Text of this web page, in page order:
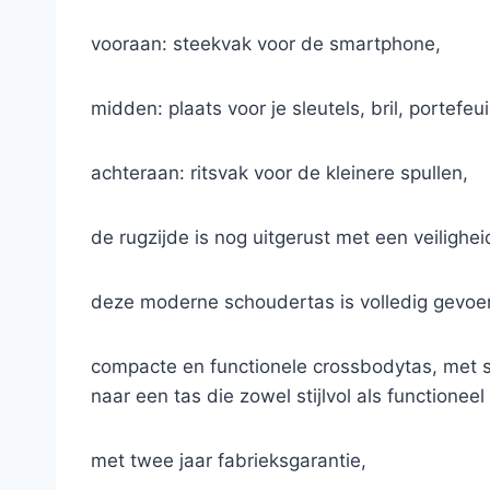
vooraan: steekvak voor de smartphone,
midden: plaats voor je sleutels, bril,
achteraan: ritsvak voor de kleinere spullen,
de rugzijde is nog uitgerust met een
deze moderne schoudertas is volledig
compacte en functionele crossbodytas, met
naar een tas die zowel stijlvol als functioneel
met twee jaar fabrieksgarantie,